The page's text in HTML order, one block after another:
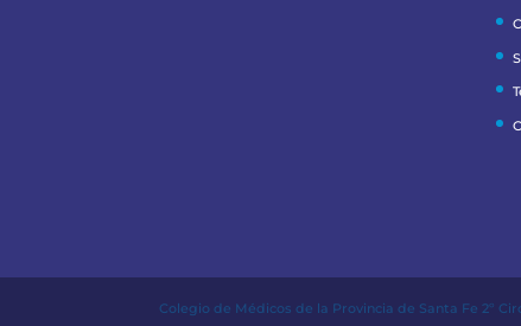
Colegio de Médicos de la Provincia de Santa Fe 2º